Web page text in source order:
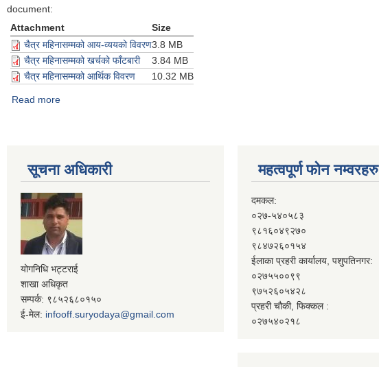
document:
Attachment
Size
चैत्र महिनासम्मको आय-व्ययको विवरण3.8 MB
चैत्र महिनासम्मको खर्चको फाँटबारी
3.84 MB
चैत्र महिनासम्मको आर्थिक विवरण
10.32 MB
Read more
सूचना अधिकारी
योगनिधि भट्टराई
शाखा अधिकृत
सम्पर्क: ९८५२६८०१५०
ई-मेल: infooff.suryodaya@gmail.com
महत्वपूर्ण फोन नम्वरहरु
दमकल:
०२७-५४०५८३
९८१६०४९२७०
९८४७२६०१५४
ईलाका प्रहरी कार्यालय, पशुपतिनगर:
०२७५५००९९
९७५२६०५४२८
प्रहरी चौकी, फिक्कल :
०२७५४०२१८